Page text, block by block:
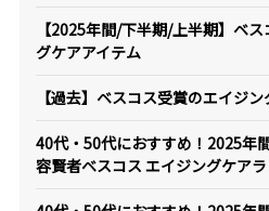
【2025年間/下半期/上半期】ベ
グケアアイテム
【過去】ベスコス受賞のエイジ
40代・50代におすすめ！2025年
容賢者ベスコス エイジングケア